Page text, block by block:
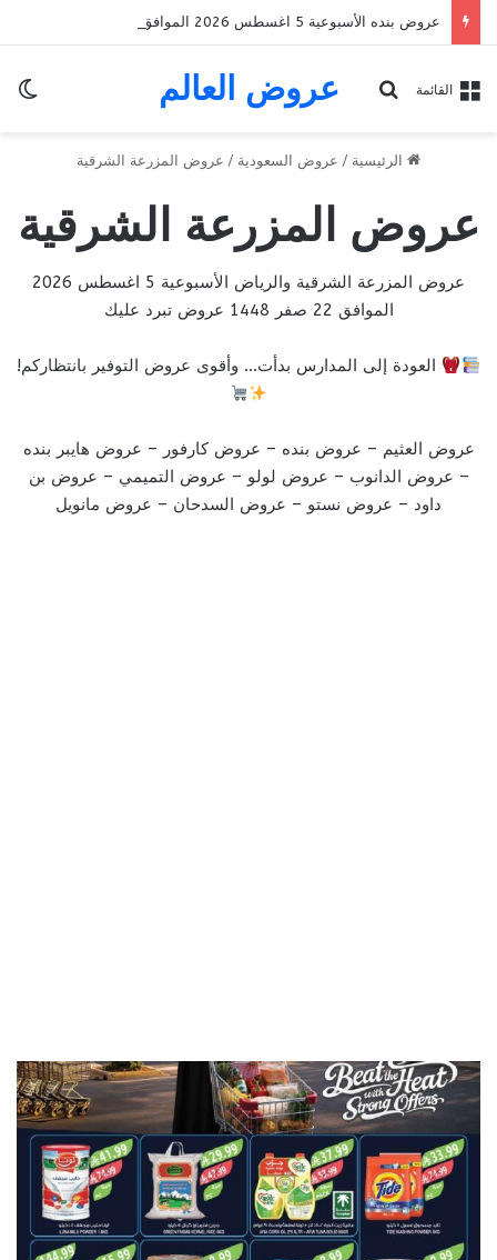
عروض العالم القائمة بحث عن
الرئيسية / عروض السعودية / عروض المزرعة الشرقية
عروض المزرعة الشرقية
عروض المزرعة الشرقية والرياض الأسبوعية 5 اغسطس 2026
الموافق 22 صفر 1448 عروض تبرد عليك
العودة إلى المدارس بدأت… وأقوى عروض التوفير بانتظاركم!
عروض العثيم – عروض بنده – عروض كارفور – عروض هايبر بنده
– عروض الدانوب – عروض لولو – عروض التميمي – عروض بن
داود – عروض نستو – عروض السدحان – عروض مانويل